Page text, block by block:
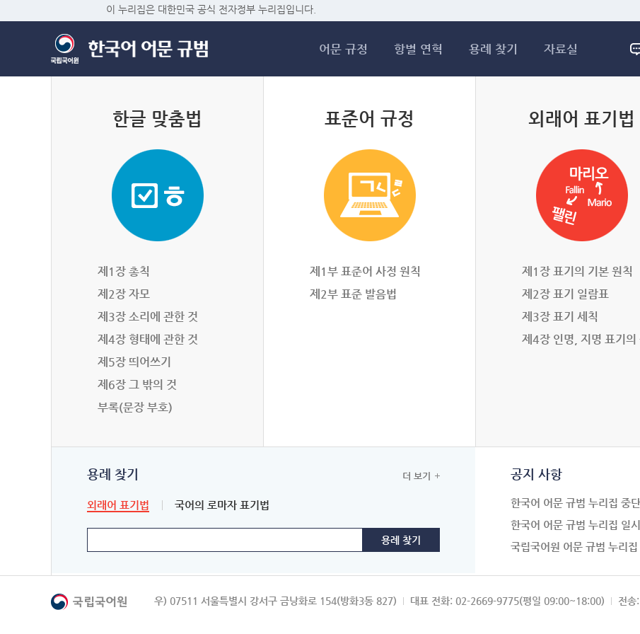
이 누리집은 대한민국 공식 전자정부 누리집입니다.
어문 규정 항별 연혁 용례 찾기 자료실
한글 맞춤법
제1장 총칙
제2장 자모
제3장 소리에 관한 것
제4장 형태에 관한 것
제5장 띄어쓰기
제6장 그 밖의 것
부록(문장 부호)
표준어 규정
제1부 표준어 사정 원칙
제2부 표준 발음법
외래어 표기법
제1장 표기의 기본 원칙
제2장 표기 일람표
제3장 표기 세칙
제4장 인명, 지명 표기의
용례 찾기
외래어 표기법 국어의 로마자 표기법
더 보기 공지 사항
한국어 어문 규범 누리집 중
한국어 어문 규범 누리집 일
국립국어원 어문 규범 누리집
우) 07511 서울특별시 강서구 금낭화로 154(방화3동 827) 대표 전화: 02-2669-9775(평일 09:00~18:00) 전